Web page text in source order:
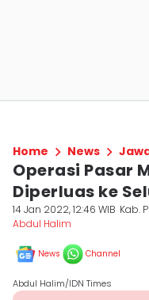
Home News
Operasi Pasar
Diperluas ke
14 Jan 2022, 12:46 WIB Kab.
Abdul Halim
News Channel
Abdul Halim/IDN Times